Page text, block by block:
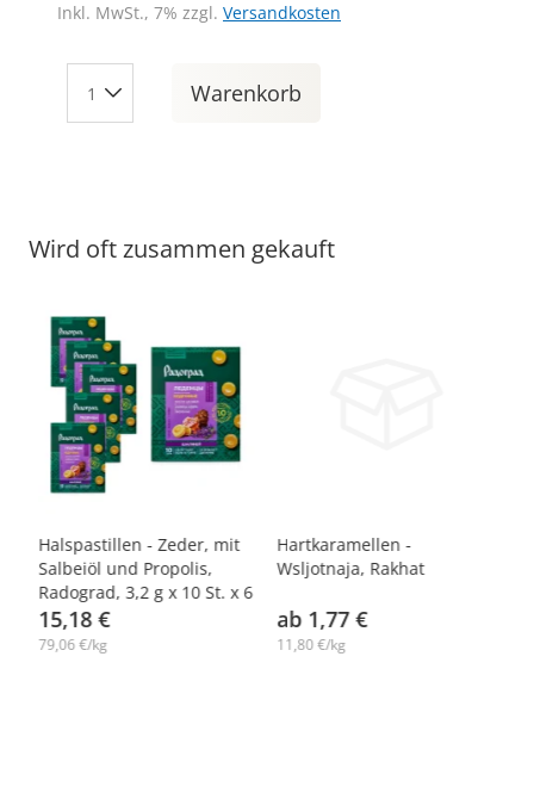
Inkl. MwSt., 7% zzgl. Versandkosten
Warenkorb
Wird oft zusammen gekauft
-14%
Halspastillen - Zeder, mit
Salbeiöl und Propolis,
Radograd, 3,2 g х 10 St. х 6
15,18 €
79,06 €/kg
Hartkaramellen -
Wsljotnaja, Rakhat
ab 1,77 €
11,80 €/kg